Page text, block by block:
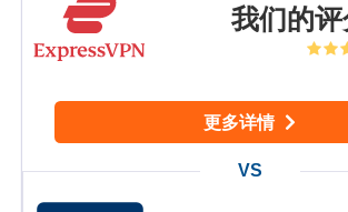
我们的
更多详情